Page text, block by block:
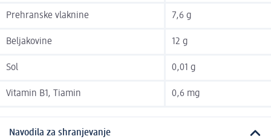
Prehranske vlaknine 7,6 g
Beljakovine 12 g
Sol 0,01 g
Vitamin B1, Tiamin 0,6 mg
Navodila za shranjevanje